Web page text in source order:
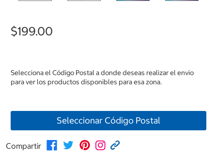
$199.00
Selecciona el Código Postal a donde deseas realizar el envio
para ver los productos disponibles para esa zona.
Seleccionar Código Postal
Compartir